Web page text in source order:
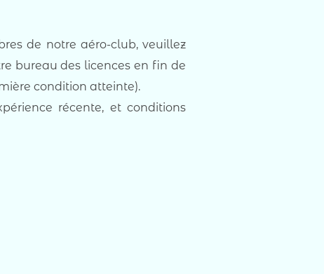
de notre aéro-club, veuillez
bureau des licences en fin de
condition atteinte).
récente, et conditions